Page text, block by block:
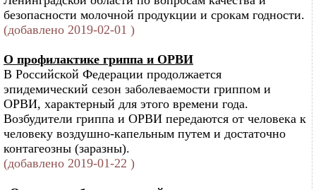
безопасности молочной продукции и срокам годности.
(добавлено 2019-02-01 )
О профилактике гриппа и ОРВИ
В Российской Федерации продолжается
эпидемический сезон заболеваемости гриппом и
ОРВИ, характерный для этого времени года.
Возбудители гриппа и ОРВИ передаются от человека к
человеку воздушно-капельным путем и достаточно
контагеозны (заразны).
(добавлено 2019-01-22 )